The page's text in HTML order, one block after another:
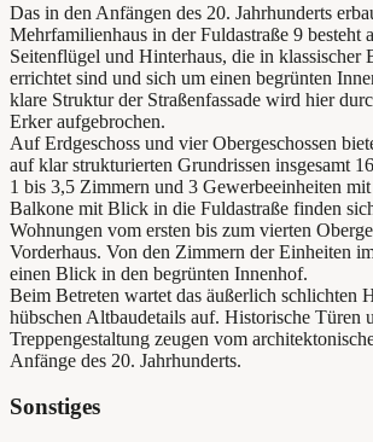
Das in den Anfängen des 20. Jahrhunderts
Mehrfamilienhaus in der Fuldastraße 9 besteht
Seitenflügel und Hinterhaus, die in klassischer
errichtet sind und sich um einen begrünten
klare Struktur der Straßenfassade wird hier
Erker aufgebrochen.
Auf Erdgeschoss und vier Obergeschossen
auf klar strukturierten Grundrissen insgesamt
1 bis 3,5 Zimmern und 3 Gewerbeeinheiten
Balkone mit Blick in die Fuldastraße finden
Wohnungen vom ersten bis zum vierten
Vorderhaus. Von den Zimmern der Einheiten
einen Blick in den begrünten Innenhof.
Beim Betreten wartet das äußerlich schlichten
hübschen Altbaudetails auf. Historische Türen
Treppengestaltung zeugen vom
Anfänge des 20. Jahrhunderts.
Sonstiges